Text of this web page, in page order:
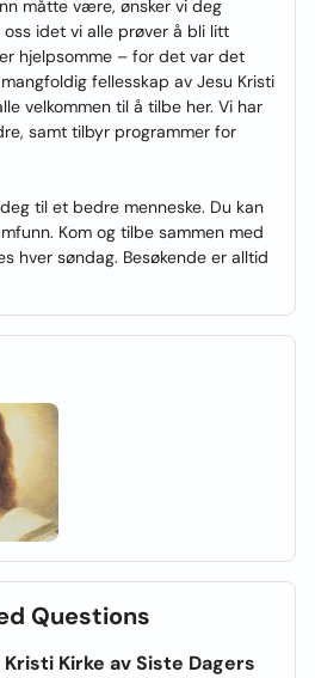
måtte være, ønsker vi deg
idet vi alle prøver å bli litt
hjelpsomme – for det var det
fellesskap av Jesu Kristi
velkommen til å tilbe her. Vi har
samt tilbyr programmer for
til et bedre menneske. Du kan
Kom og tilbe sammen med
hver søndag. Besøkende er alltid
Questions
Kirke av Siste Dagers